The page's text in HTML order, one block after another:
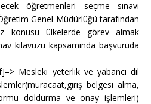
öğretmenleri seçme sınavı
Genel Müdürlüğü tarafından
konusu ülkelerde görev almak
kılavuzu kapsamında başvuruda
Mesleki yeterlik ve yabancı dil
belgesi alma,
doldurma ve onay işlemleri)